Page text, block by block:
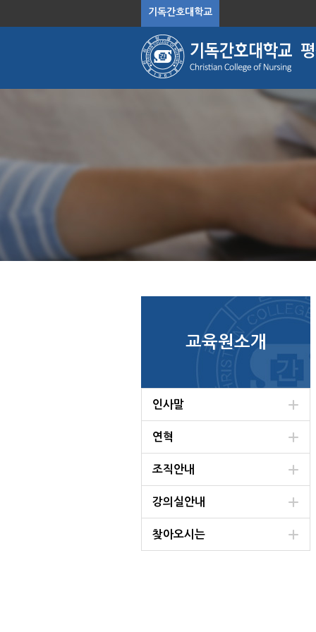
기독간호대학교
교육원소개
인사말
연혁
조직안내
강의실안내
찾아오시는